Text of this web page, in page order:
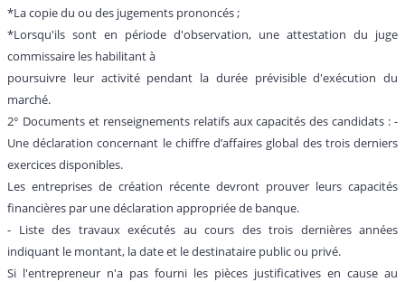
*La copie du ou des jugements prononcés ;
*Lorsqu'ils sont en période d'observation, une attestation du juge
commissaire les habilitant à
poursuivre leur activité pendant la durée prévisible d'exécution du
marché.
2° Documents et renseignements relatifs aux capacités des candidats : -
Une déclaration concernant le chiffre d’affaires global des trois derniers
exercices disponibles.
Les entreprises de création récente devront prouver leurs capacités
financières par une déclaration appropriée de banque.
- Liste des travaux exécutés au cours des trois dernières années
indiquant le montant, la date et le destinataire public ou privé.
Si l'entrepreneur n'a pas fourni les pièces justificatives en cause au